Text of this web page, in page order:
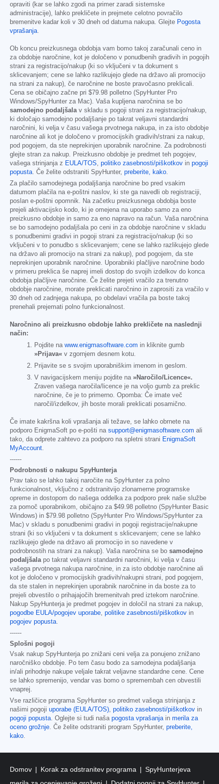
opraviti (kar se lahko zgodi na primer zaradi sistemske
administracije), lahko prekličete in prejmete celotno povračilo
bremenitve kadar koli v 30 dneh od datuma nakupa. Glejte Pogosta
vprašanja
Ob koncu preizkusnega obdobja vam bomo takoj zaračunali ceno in
za obdobje naročnine, kot je določeno v ponudbenih gradivih in pogojih
strani za registracijo/nakup (ki so vključeni v ta dokument s
sklicevanjem; cene se lahko razlikujejo glede na državo ali promocijo
na strani za nakup), če naročnine ne boste pravočasno preklicali.
Cena se običajno začne pri $79.98 polletno (SpyHunter Pro
Windows/SpyHunter za Mac). Vaša kupljena naročnina se bo
samodejno podaljšala v skladu s pogoji strani za registracijo/nakup,
ki določajo samodejno podaljšanje po takrat veljavni standardni
naročnini, ki velja v času vašega prvotnega nakupa, in za isto obdobje
naročnine ali kot je določeno v promocijskih gradivih/strani za nakup,
pod pogojem, da ste neprekinjen uporabnik naročnine. Za podrobnosti
glejte stran za nakup. Preizkusno obdobje je predmet teh pogojev,
vašega strinjanja z EULA/TOS politiko zasebnosti/piškotkov in pogoji
popusta . Če želite odstraniti SpyHunter, preberite, kako
Za plačilo samodejnega podaljšanja naročnine bo pred vsakim
datumom plačila na e-poštni naslov, ki ste ga navedli ob registraciji,
poslan e-poštni opomnik. Na začetku preizkusnega obdobja boste
prejeli aktivacijsko kodo, ki je omejena na uporabo samo za eno
preizkusno obdobje in samo za eno napravo na račun. Vaša naročnina
se bo samodejno podaljšala po ceni in za obdobje naročnine v skladu
s ponudbenimi gradivi in pogoji strani za registracijo/nakup (ki so
vključeni v to ponudbo s sklicevanjem; cene se lahko razlikujejo glede
na državo ali promocijo na strani za nakup), pod pogojem, da ste
neprekinjen uporabnik naročnine. Uporabniki plačljive naročnine bodo
v primeru preklica še naprej imeli dostop do svojih izdelkov do konca
obdobja plačljive naročnine. Če želite prejeti vračilo za trenutno
obdobje naročnine, morate preklicati naročnino in zaprositi za vračilo v
30 dneh od zadnjega nakupa, po obdelavi vračila pa boste takoj
prenehali prejemati polno funkcionalnost.
Naročnino ali preizkusno obdobje lahko prekličete na naslednji
način:
Pojdite na www.enigmasoftware.com in kliknite gumb
»Prijava« v zgornjem desnem kotu.
Prijavite se s svojim uporabniškim imenom in geslom.
V navigacijskem meniju pojdite na »Naročilo/Licence«.
Zraven vašega naročila/licence je na voljo gumb za preklic
naročnine, če je to primerno. Opomba: Če imate več
naročil/izdelkov, jih boste morali preklicati posamično.
Če imate kakršna koli vprašanja ali težave, se lahko obrnete na
podporo EnigmaSoft po e-pošti na support@enigmasoftware.com ali
tako, da odprete zahtevo za podporo na spletni strani EnigmaSoft
MyAccount.
------
Podrobnosti o nakupu SpyHunterja
Prav tako se lahko takoj naročite na SpyHunter za polno
funkcionalnost, vključno z odstranitvijo zlonamerne programske
opreme in dostopom do našega oddelka za podporo prek naše službe
za pomoč uporabnikom, običajno za $49.98 polletno (SpyHunter Basic
Windows) in $79.98 polletno (SpyHunter Pro Windows/SpyHunter za
Mac) v skladu s ponudbenimi gradivi in pogoji registracije/nakupne
strani (ki so vključeni v ta dokument s sklicevanjem; cene se lahko
razlikujejo glede na državo ali promocijo in so navedene v
podrobnostih na strani za nakup). Vaša naročnina se bo samodejno
podaljšalapo takrat veljavni standardni naročnini, ki velja v času
vašega prvotnega nakupa naročnine, in za isto obdobje naročnine ali
kot je določeno v promocijskih gradivih/nakupni strani, pod pogojem,
da ste stalen in neprekinjen uporabnik naročnine in da boste za to
prejeli obvestilo o prihajajočih bremenitvah pred iztekom naročnine.
Nakup SpyHunterja je predmet pogojev in določil na strani za nakup,
pogodbe EULA/pogojev uporabe, politike zasebnosti/piškotkov in
pogojev popusta.
------
Splošni pogoji
Vsak nakup SpyHunterja po znižani ceni velja za ponujeno znižano
naročniško obdobje. Po tem času bodo za samodejna podaljšanja
in/ali prihodnje nakupe veljale takrat veljavne standardne cene. Cene
se lahko spremenijo, vendar vas bomo o spremembah cen obvestili
vnaprej.
Vse različice programa SpyHunter so predmet vašega strinjanja z
našimi pogoji uporabe (EULA/TOS), politiko zasebnosti/piškotkov in
pogoji popusta. Oglejte si tudi naša pogosta vprašanjain merila za
oceno grožnje. Če želite odstraniti program SpyHunter, preberite,
kako.
Domov Korak za odstranitev programa
SpyHunterjeva